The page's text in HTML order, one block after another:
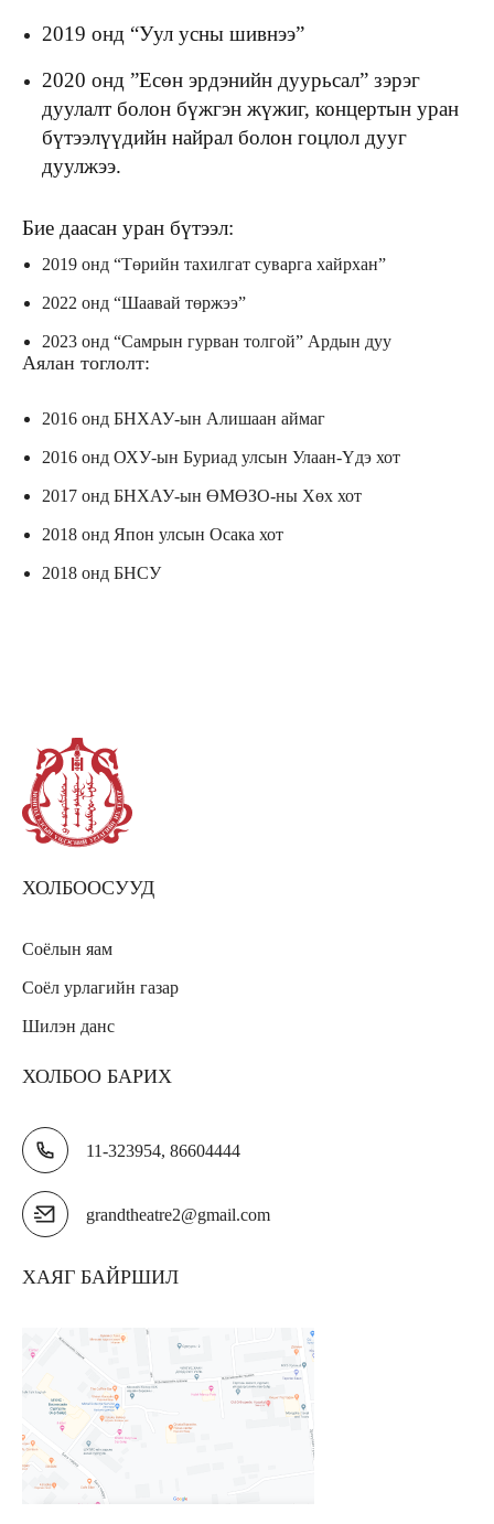
2019 онд “Уул усны шивнээ”
2020 онд ”Есөн эрдэнийн дуурьсал” зэрэг
дуулалт болон бүжгэн жүжиг, концертын уран
бүтээлүүдийн найрал болон гоцлол дууг
дуулжээ.
Бие даасан уран бүтээл:
2019 онд “Төрийн тахилгат суварга хайрхан”
2022 онд “Шаавай төржээ”
2023 онд “Самрын гурван толгой” Ардын дуу
Аялан тоглолт:
2016 онд БНХАУ-ын Алишаан аймаг
2016 онд ОХУ-ын Буриад улсын Улаан-Үдэ хот
2017 онд БНХАУ-ын ӨМӨЗО-ны Хөх хот
2018 онд Япон улсын Осака хот
2018 онд БНСУ
ХОЛБООСУУД
Соёлын яам
Соёл урлагийн газар
Шилэн данс
ХОЛБОО БАРИХ
11-323954, 86604444
grandtheatre2@gmail.com
ХАЯГ БАЙРШИЛ